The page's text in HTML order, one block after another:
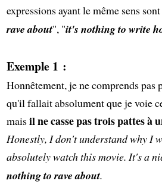
expressions ayant le même sens
rave about", "it's nothing to write
Exemple 1 :
Honnêtement, je ne comprends pas
qu'il fallait absolument que je voie
maisil ne casse pas trois pattes à
Honestly, I don't understand why I
absolutely watch this movie. It's a
nothing to rave about.